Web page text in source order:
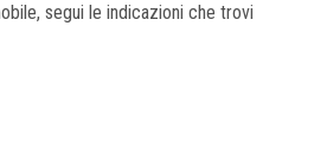
segui le indicazioni che trovi